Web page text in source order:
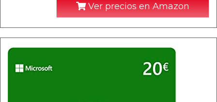
Ver precios en Amazon